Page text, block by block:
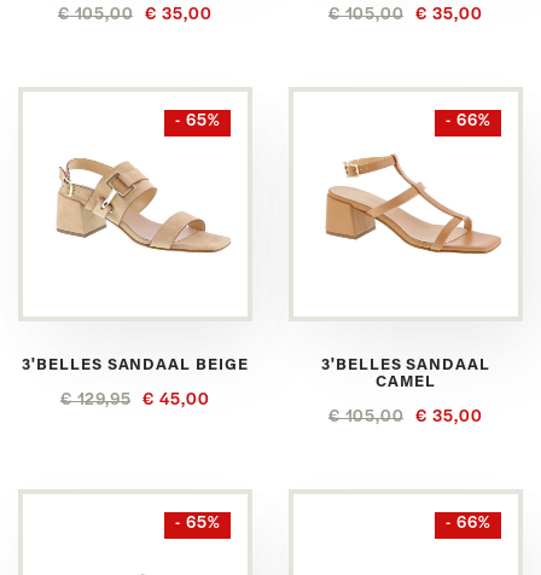
€ 105,00 € 35,00 € 105,00 € 35,00
- 65%
3'BELLES SANDAAL BEIGE
€ 129,95 € 45,00
- 66%
3'BELLES SANDAAL
CAMEL
€ 105,00 € 35,00
- 65% - 66%